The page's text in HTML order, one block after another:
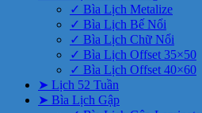
✓ Bìa Lịch Metalize
✓ Bìa Lịch Bế Nổi
✓ Bìa Lịch Chữ Nổi
✓ Bìa Lịch Offset 35×50
✓ Bìa Lịch Offset 40×60
➤ Lịch 52 Tuần
➤ Bìa Lịch Gập